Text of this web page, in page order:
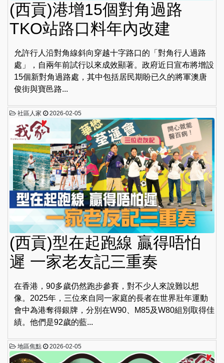
(西貢)港增15個對角過路
TKO站路口料年內改建
允許行人沿對角線斜向穿越十字路口的「對角行人過路
處」，自兩年前試行以來成效顯著。政府近日宣布將增設
15個新對角過路處，其中包括居民期盼已久的將軍澳唐
俊街與寶邑路...
社區人家 2026-02-05
(西貢)型在起跑線 贏得唔怕
遲 一家老友記三重奏
在香港，90多歲仍然跑步參賽，對不少人來說難以想
像。2025年，三位來自同一家庭的長者在世界壯年運動
會中為港奪得銀牌，分別在W90、M85及W80組別取得佳
績。他們是92歲的藍...
地區焦點 2026-02-05